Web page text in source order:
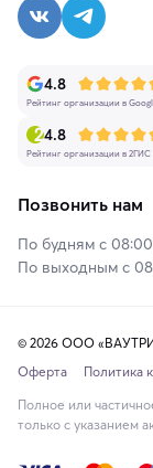
4.8
Рейтинг организации в
4.8
Рейтинг организации в 2ГИС
Позвонить нам
По будням с
По выходным с
© 2026 ООО
Оферта
Политика
Полное или
только с указанием